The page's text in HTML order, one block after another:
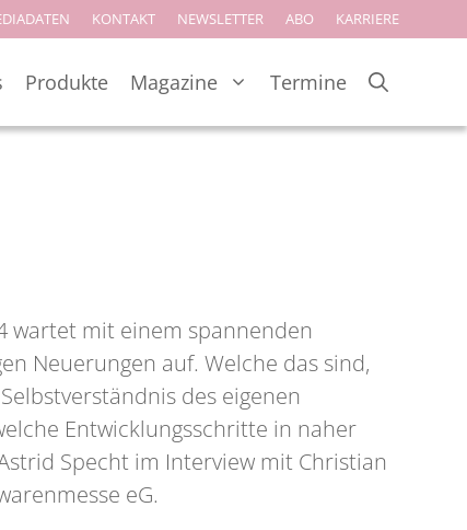
KONTAKT NEWSLETTER ABO KARRIERE
Produkte Magazine Termine
wartet mit einem spannenden
Neuerungen auf. Welche das sind,
des eigenen
Entwicklungsschritte in naher
Specht im Interview mit Christian
eG.